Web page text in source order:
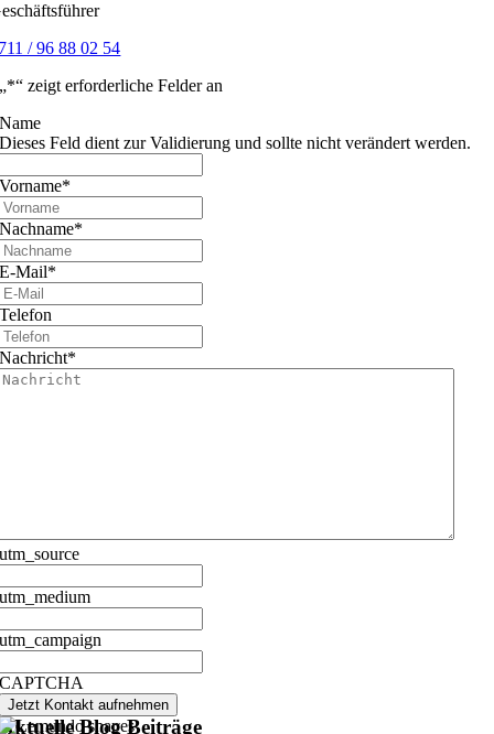
/ 96 88 02 54
„*“ zeigt erforderliche Felder an
Name
Dieses Feld dient zur Validierung und sollte nicht verändert werden.
Vorname*
Nachname*
E-Mail*
Telefon
Nachricht*
utm_source
utm_medium
utm_campaign
CAPTCHA
Jetzt Kontakt aufnehmen
Aktuelle Blog Beiträge